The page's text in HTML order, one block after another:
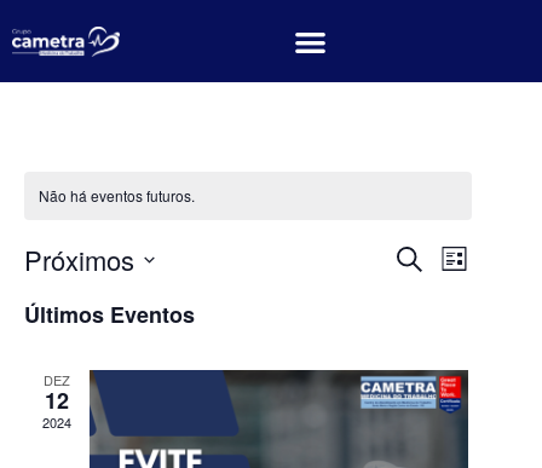
Não há eventos futuros.
de
Procurar
Lista
Próximos
a
data.
Últimos Eventos
DEZ
12
2024